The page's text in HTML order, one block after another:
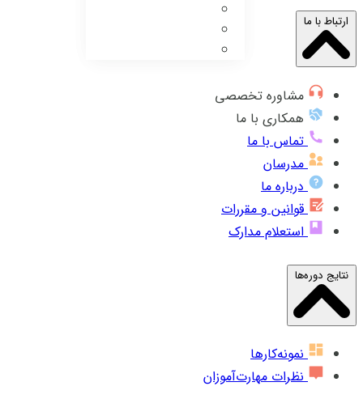
ارتباط با ما
مشاوره تخصصی
همکاری با ما
تماس با ما
مدرسان
درباره ما
قوانین و مقررات
استعلام مدارک
نتایج دوره‌ها
نمونه‌کارها
نظرات مهارت‌آموزان